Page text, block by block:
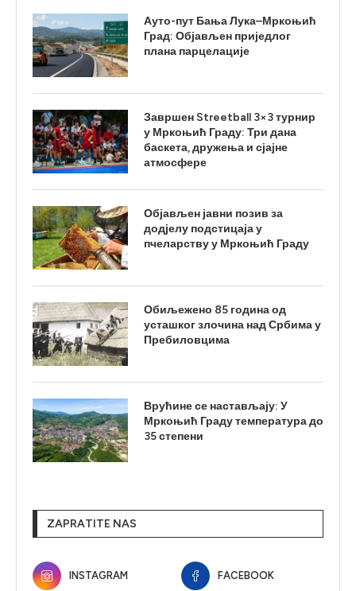
Ауто-пут Бања Лука–Мркоњић
Град: Објављен приједлог
плана парцелације
Завршен Streetball 3×3 турнир
у Мркоњић Граду: Три дана
баскета, дружења и сјајне
атмосфере
Објављен јавни позив за
додјелу подстицаја у
пчеларству у Мркоњић Граду
Обиљежено 85 година од
усташког злочина над Србима у
Пребиловцима
Врућине се настављају: У
Мркоњић Граду температура до
35 степени
ZAPRATITE NAS
INSTAGRAM FACEBOOK